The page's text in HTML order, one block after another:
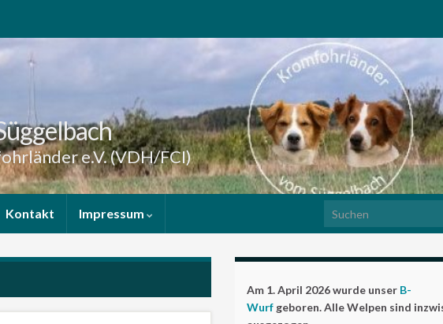
e.V. (VDH/FCI)
Kontakt Impressum Search for:
Am 1. April 2026 wurde unser B-
Wurf geboren. Alle Welpen sind